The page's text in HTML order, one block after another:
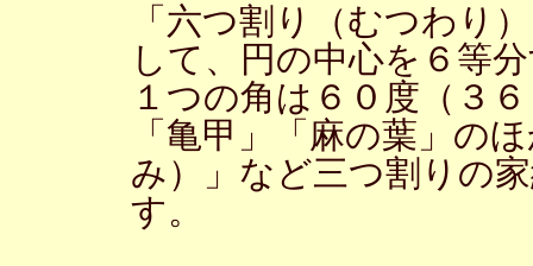
「六つ割り（むつわり
して、円の中心を６等
１つの角は６０度（３
「亀甲」「麻の葉」の
み）」など三つ割りの
す。